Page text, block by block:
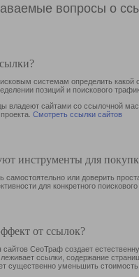
вопросы о
системам определить какой
позиций и поискового
владеют сайтами со ссылочной
Смотреть ссылки сайтов
инструменты для
самостоятельно или доверить
для конкретного поискового
от ссылок?
СеоТраф создает
ссылки, содержание
существенно уменьшить